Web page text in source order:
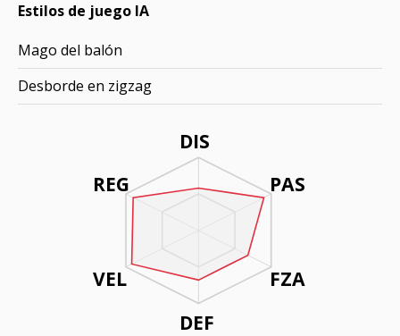
DIS
PAS
FZA
DEF
REG
VEL
Estilos de juego IA
Mago del balón
Desborde en zigzag